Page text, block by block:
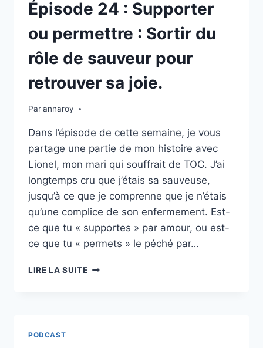
PROCESSUS
DIVIN
DE
GUÉRISON
INTÉRIEURE
Épisode 24 : Supporter
ou permettre : Sortir du
rôle de sauveur pour
retrouver sa joie.
Parannaroy
Dans l’épisode de cette semaine, je vous
partage une partie de mon histoire avec
Lionel, mon mari qui souffrait de TOC. J’ai
longtemps cru que j’étais sa sauveuse,
jusqu’à ce que je comprenne que je n’étais
qu’une complice de son enfermement. Est-
ce que tu « supportes » par amour, ou est-
ce que tu « permets » le péché par…
LIRE LA SUITEÉPISODE
PODCAST